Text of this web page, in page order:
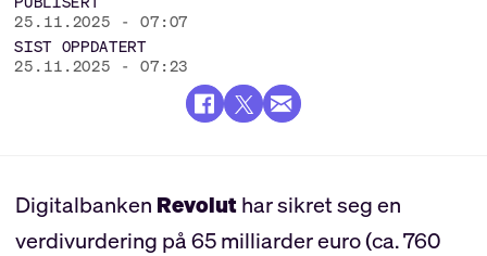
25.11.2025 - 07:07
SIST OPPDATERT
25.11.2025 - 07:23
Digitalbanken Revoluthar sikret seg en
verdivurdering på 65 milliarder euro (ca. 760